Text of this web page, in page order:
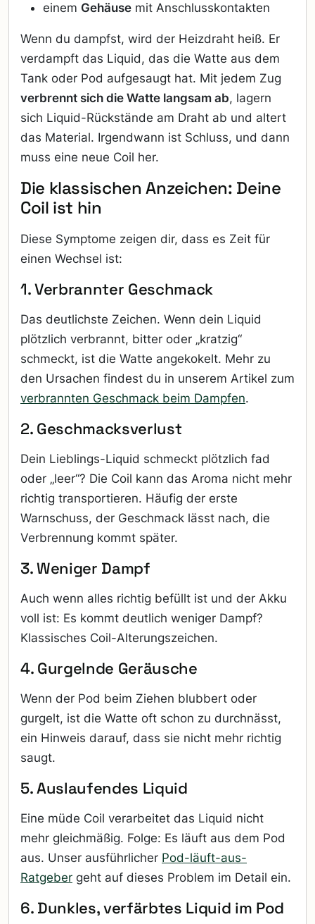
einem Gehäuse mit Anschlusskontakten
Wenn du dampfst, wird der Heizdraht heiß. Er
verdampft das Liquid, das die Watte aus dem
Tank oder Pod aufgesaugt hat. Mit jedem Zug
verbrennt sich die Watte langsam ab, lagern
sich Liquid-Rückstände am Draht ab und altert
das Material. Irgendwann ist Schluss, und dann
muss eine neue Coil her.
Die klassischen Anzeichen: Deine
Coil ist hin
Diese Symptome zeigen dir, dass es Zeit für
einen Wechsel ist:
1. Verbrannter Geschmack
Das deutlichste Zeichen. Wenn dein Liquid
plötzlich verbrannt, bitter oder „kratzig“
schmeckt, ist die Watte angekokelt. Mehr zu
den Ursachen findest du in unserem Artikel zum
verbrannten Geschmack beim Dampfen.
2. Geschmacksverlust
Dein Lieblings-Liquid schmeckt plötzlich fad
oder „leer“? Die Coil kann das Aroma nicht mehr
richtig transportieren. Häufig der erste
Warnschuss, der Geschmack lässt nach, die
Verbrennung kommt später.
3. Weniger Dampf
Auch wenn alles richtig befüllt ist und der Akku
voll ist: Es kommt deutlich weniger Dampf?
Klassisches Coil-Alterungszeichen.
4. Gurgelnde Geräusche
Wenn der Pod beim Ziehen blubbert oder
gurgelt, ist die Watte oft schon zu durchnässt,
ein Hinweis darauf, dass sie nicht mehr richtig
saugt.
5. Auslaufendes Liquid
Eine müde Coil verarbeitet das Liquid nicht
mehr gleichmäßig. Folge: Es läuft aus dem Pod
aus. Unser ausführlicher Pod-läuft-aus-
Ratgeber geht auf dieses Problem im Detail ein.
6. Dunkles, verfärbtes Liquid im Pod